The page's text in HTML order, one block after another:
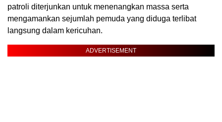
patroli diterjunkan untuk menenangkan massa serta
mengamankan sejumlah pemuda yang diduga terlibat
langsung dalam kericuhan.
ADVERTISEMENT